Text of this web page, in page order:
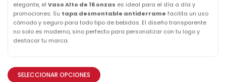
elegante, el Vaso Alto de 16 onzas es ideal para el día a día y
promociones. Su tapa desmontable antiderrame facilita un uso
cómodo y seguro para todo tipo de bebidas. El diseño transparente
no solo es moderno, sino perfecto para personalizar con tu logo y
destacar tu marca.
SELECCIONAR OPCIONES